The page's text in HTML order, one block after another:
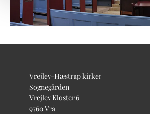
Vrejlev-Hæstrup kirker
Sognegården
Vrejlev Kloster 6
9760 Vrå